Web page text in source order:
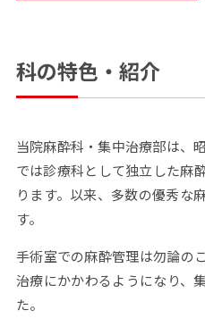
科の特色・紹介
当院麻酔科・集中治療部は、
では診療科として独立した麻
ります。以来、多数の優秀な
す。
手術室での麻酔管理は勿論の
治療にかかわるようになり、
た。